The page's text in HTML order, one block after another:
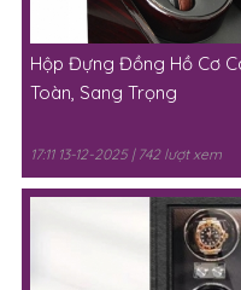
Hộp Đựng Đồng Hồ Cơ
Toàn, Sang Trọng
17:11 13-12-2025 | 742 lượt xem